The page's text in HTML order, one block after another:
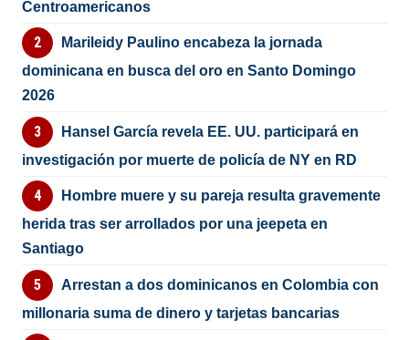
Centroamericanos
Marileidy Paulino encabeza la jornada
dominicana en busca del oro en Santo Domingo
2026
Hansel García revela EE. UU. participará en
investigación por muerte de policía de NY en RD
Hombre muere y su pareja resulta gravemente
herida tras ser arrollados por una jeepeta en
Santiago
Arrestan a dos dominicanos en Colombia con
millonaria suma de dinero y tarjetas bancarias